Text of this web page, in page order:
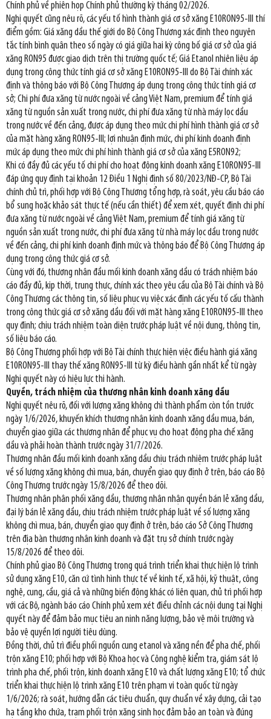
Chính phủ về phiên họp Chính phủ thường kỳ tháng 02/2026.
Nghị quyết cũng nêu rõ, các yếu tố hình thành giá cơ sở xăng E10RON95-III thí
điểm gồm: Giá xăng dầu thế giới do Bộ Công Thương xác định theo nguyên
tắc tính bình quân theo số ngày có giá giữa hai kỳ công bố giá cơ sở của giá
xăng RON95 được giao dịch trên thị trường quốc tế; Giá Etanol nhiên liệu áp
dụng trong công thức tính giá cơ sở xăng E10RON95-III do Bộ Tài chính xác
định và thông báo với Bộ Công Thương áp dụng trong công thức tính giá cơ
sở; Chi phí đưa xăng từ nước ngoài về cảng Việt Nam, premium để tính giá
xăng từ nguồn sản xuất trong nước, chi phí đưa xăng từ nhà máy lọc dầu
trong nước về đến cảng, được áp dụng theo mức chi phí hình thành giá cơ sở
của mặt hàng xăng RON95-III; lợi nhuận định mức, chi phí kinh doanh định
mức áp dụng theo mức chi phí hình thành giá cơ sở của xăng E5RON92;
Khi có đầy đủ các yếu tố chi phí cho hoạt động kinh doanh xăng E10RON95-III
đáp ứng quy định tại khoản 12 Điều 1 Nghị định số 80/2023/NĐ-CP, Bộ Tài
chính chủ trì, phối hợp với Bộ Công Thương tổng hợp, rà soát, yêu cầu báo cáo
bổ sung hoặc khảo sát thực tế (nếu cần thiết) để xem xét, quyết định chi phí
đưa xăng từ nước ngoài về cảng Việt Nam, premium để tính giá xăng từ
nguồn sản xuất trong nước, chi phí đưa xăng từ nhà máy lọc dầu trong nước
về đến cảng, chi phí kinh doanh định mức và thông báo để Bộ Công Thương áp
dụng trong công thức giá cơ sở.
Cùng với đó, thương nhân đầu mối kinh doanh xăng dầu có trách nhiệm báo
cáo đầy đủ, kịp thời, trung thực, chính xác theo yêu cầu của Bộ Tài chính và Bộ
Công Thương các thông tin, số liệu phục vụ việc xác định các yếu tố cấu thành
trong công thức giá cơ sở xăng dầu đối với mặt hàng xăng E10RON95-III theo
quy định; chịu trách nhiệm toàn diện trước pháp luật về nội dung, thông tin,
số liệu báo cáo.
Bộ Công Thương phối hợp với Bộ Tài chính thực hiện việc điều hành giá xăng
E10RON95-III thay thế xăng RON95-III từ kỳ điều hành gần nhất kể từ ngày
Nghị quyết này có hiệu lực thi hành.
Quyền, trách nhiệm của thương nhân kinh doanh xăng dầu
Nghị quyết nêu rõ, đối với lượng xăng không chì thành phẩm còn tồn trước
ngày 1/6/2026, khuyến khích thương nhân kinh doanh xăng dầu mua, bán,
chuyển giao giữa các thương nhân để phục vụ cho hoạt động pha chế xăng
dầu và phải hoàn thành trước ngày 31/7/2026.
Thương nhân đầu mối kinh doanh xăng dầu chịu trách nhiệm trước pháp luật
về số lượng xăng không chì mua, bán, chuyển giao quy định ở trên, báo cáo Bộ
Công Thương trước ngày 15/8/2026 để theo dõi.
Thương nhân phân phối xăng dầu, thương nhân nhận quyền bán lẻ xăng dầu,
đại lý bán lẻ xăng dầu, chịu trách nhiệm trước pháp luật về số lượng xăng
không chì mua, bán, chuyển giao quy định ở trên, báo cáo Sở Công Thương
trên địa bàn thương nhân kinh doanh và đặt trụ sở chính trước ngày
15/8/2026 để theo dõi.
Chính phủ giao Bộ Công Thương trong quá trình triển khai thực hiện lộ trình
sử dụng xăng E10, căn cứ tình hình thực tế về kinh tế, xã hội, kỹ thuật, công
nghệ, cung, cầu, giá cả và những biến động khác có liên quan, chủ trì phối hợp
với các Bộ, ngành báo cáo Chính phủ xem xét điều chỉnh các nội dung tại Nghị
quyết này để đảm bảo mục tiêu an ninh năng lượng, bảo vệ môi trường và
bảo vệ quyền lợi người tiêu dùng.
Đồng thời, chủ trì điều phối nguồn cung etanol và xăng nền để pha chế, phối
trộn xăng E10; phối hợp với Bộ Khoa học và Công nghệ kiểm tra, giám sát lộ
trình pha chế, phối trộn, kinh doanh xăng E10 và chất lượng xăng E10; tổ chức
triển khai thực hiện lộ trình xăng E10 trên phạm vi toàn quốc từ ngày
1/6/2026; rà soát, hướng dẫn các tiêu chuẩn, quy chuẩn về xây dựng, cải tạo
hạ tầng kho chứa, trạm phối trộn xăng sinh học đảm bảo an toàn và đúng